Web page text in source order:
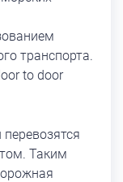
транспорта.
to door
Таким